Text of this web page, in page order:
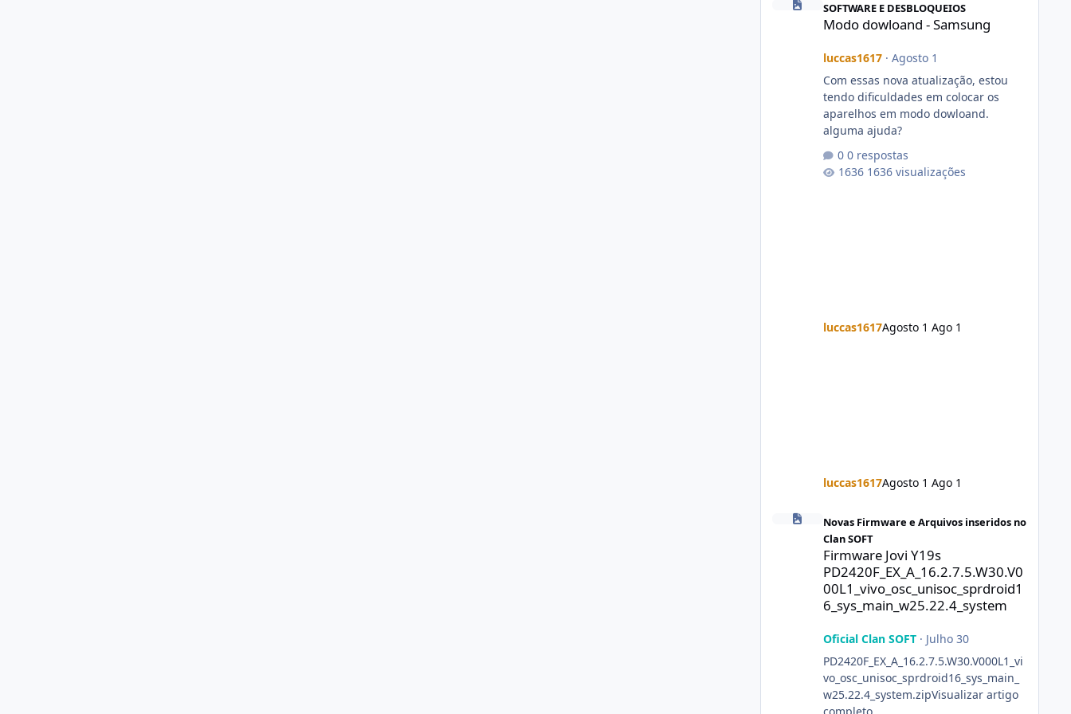
SOFTWARE E DESBLOQUEIOS
Modo dowloand - Samsung
luccas1617· Agosto 1
Com essas nova atualização, estou
tendo dificuldades em colocar os
aparelhos em modo dowloand.
alguma ajuda?
0 respostas
1636 visualizações
luccas1617Agosto 1 Ago 1
luccas1617Agosto 1 Ago 1
Firmware Jovi Y19s
Novas Firmware e Arquivos inseridos no
Clan SOFT
Firmware Jovi Y19s
PD2420F_EX_A_16.2.7.5.W30.V0
00L1_vivo_osc_unisoc_sprdroid1
6_sys_main_w25.22.4_system
Oficial Clan SOFT· Julho 30
PD2420F_EX_A_16.2.7.5.W30.V000L1_vi
vo_osc_unisoc_sprdroid16_sys_main_
w25.22.4_system.zipVisualizar artigo